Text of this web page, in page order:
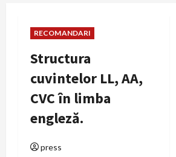
RECOMANDARI
Structura
cuvintelor LL, AA,
CVC în limba
engleză.
press